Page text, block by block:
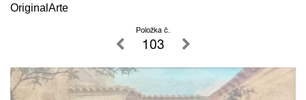
OriginalArte
Položka č.
103